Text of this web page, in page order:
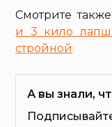
Смотрите
и 3 кило
стройной
А вы знали,